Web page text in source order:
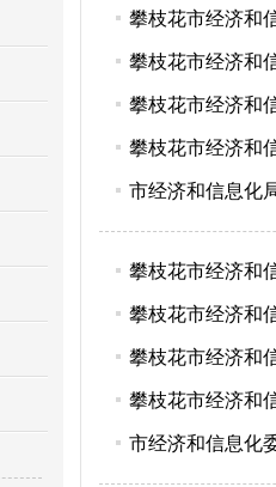
攀枝花市经济和
攀枝花市经济和
攀枝花市经济和
攀枝花市经济和
市经济和信息化
攀枝花市经济和
攀枝花市经济和
攀枝花市经济和
攀枝花市经济和
市经济和信息化